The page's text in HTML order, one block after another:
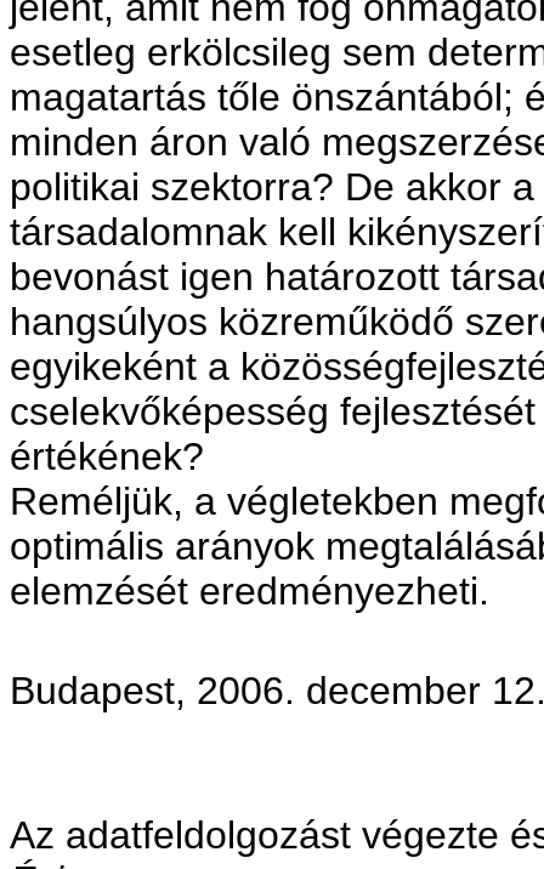
esetleg erkölcsileg sem
magatartás tőle önszántából;
minden áron való
politikai szektorra? De akkor
társadalomnak kell
bevonást igen határozott
hangsúlyos közreműködő
egyikeként a
cselekvőképesség
értékének?
Reméljük, a végletekben
optimális arányok
elemzését eredményezheti.
Budapest, 2006. december
Az adatfeldolgozást végezte